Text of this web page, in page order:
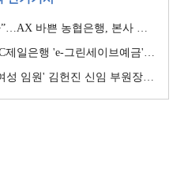
사 이전설에 ‘긴장’ [막 오른 금융권 하투(夏鬪)]
세이브예금' [이주의 은행 예금금리-8월 1주]
신임 부원장···교육·디지털·기획 '올라운더'